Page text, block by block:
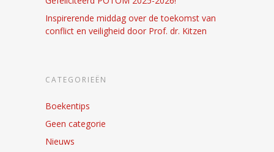
Inspirerende middag over de toekomst van
conflict en veiligheid door Prof. dr. Kitzen
CATEGORIEËN
Boekentips
Geen categorie
Nieuws